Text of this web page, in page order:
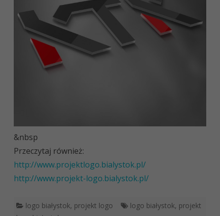
&nbsp
Przeczytaj również:
http://www.projektlogo.bialystok.pl/
http://www.projekt-logo.bialystok.pl/
logo białystok, projekt logo logo białystok, projekt